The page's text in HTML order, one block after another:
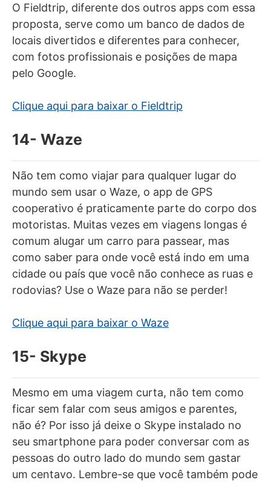
O Fieldtrip, diferente dos outros apps com essa
proposta, serve como um banco de dados de
locais divertidos e diferentes para conhecer,
com fotos profissionais e posições de mapa
pelo Google.
Clique aqui para baixar o Fieldtrip
14- Waze
Não tem como viajar para qualquer lugar do
mundo sem usar o Waze, o app de GPS
cooperativo é praticamente parte do corpo dos
motoristas. Muitas vezes em viagens longas é
comum alugar um carro para passear, mas
como saber para onde você está indo em uma
cidade ou país que você não conhece as ruas e
rodovias? Use o Waze para não se perder!
Clique aqui para baixar o Waze
15- Skype
Mesmo em uma viagem curta, não tem como
ficar sem falar com seus amigos e parentes,
não é? Por isso já deixe o Skype instalado no
seu smartphone para poder conversar com as
pessoas do outro lado do mundo sem gastar
um centavo. Lembre-se que você também pode